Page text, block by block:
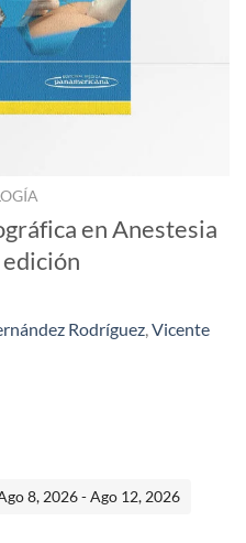
en Anestesia
Rodríguez,Vicente
8, 2026 - Ago 12, 2026
Regional y Dolor 1era